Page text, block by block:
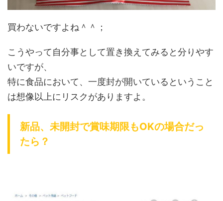
買わないですよね＾＾；
こうやって自分事として置き換えてみると分りやす
いですが、
特に食品において、一度封が開いているということ
は想像以上にリスクがありますよ。
新品、未開封で賞味期限もOKの場合だっ
たら？